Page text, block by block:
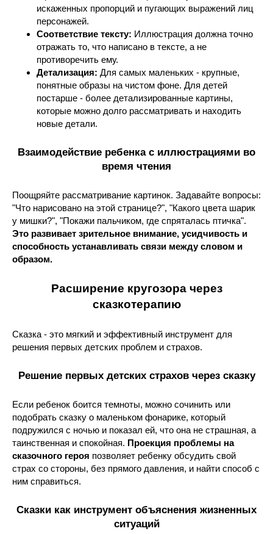
искаженных пропорций и пугающих выражений лиц
персонажей.
Соответствие тексту: Иллюстрация должна точно
отражать то, что написано в тексте, а не
противоречить ему.
Детализация: Для самых маленьких - крупные,
понятные образы на чистом фоне. Для детей
постарше - более детализированные картины,
которые можно долго рассматривать и находить
новые детали.
Взаимодействие ребенка с иллюстрациями во
время чтения
Поощряйте рассматривание картинок. Задавайте вопросы:
"Что нарисовано на этой странице?", "Какого цвета шарик
у мишки?", "Покажи пальчиком, где спряталась птичка".
Это развивает зрительное внимание, усидчивость и
способность устанавливать связи между словом и
образом.
Расширение кругозора через
сказкотерапию
Сказка - это мягкий и эффективный инструмент для
решения первых детских проблем и страхов.
Решение первых детских страхов через сказку
Если ребенок боится темноты, можно сочинить или
подобрать сказку о маленьком фонарике, который
подружился с ночью и показал ей, что она не страшная, а
таинственная и спокойная. Проекция проблемы на
сказочного героя позволяет ребенку обсудить свой
страх со стороны, без прямого давления, и найти способ с
ним справиться.
Сказки как инструмент объяснения жизненных
ситуаций